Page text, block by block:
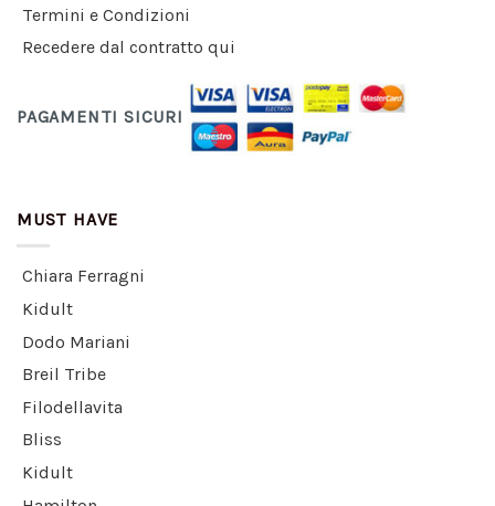
Termini e Condizioni
Recedere dal contratto qui
PAGAMENTI SICURI
MUST HAVE
Chiara Ferragni
Kidult
Dodo Mariani
Breil Tribe
Filodellavita
Bliss
Kidult